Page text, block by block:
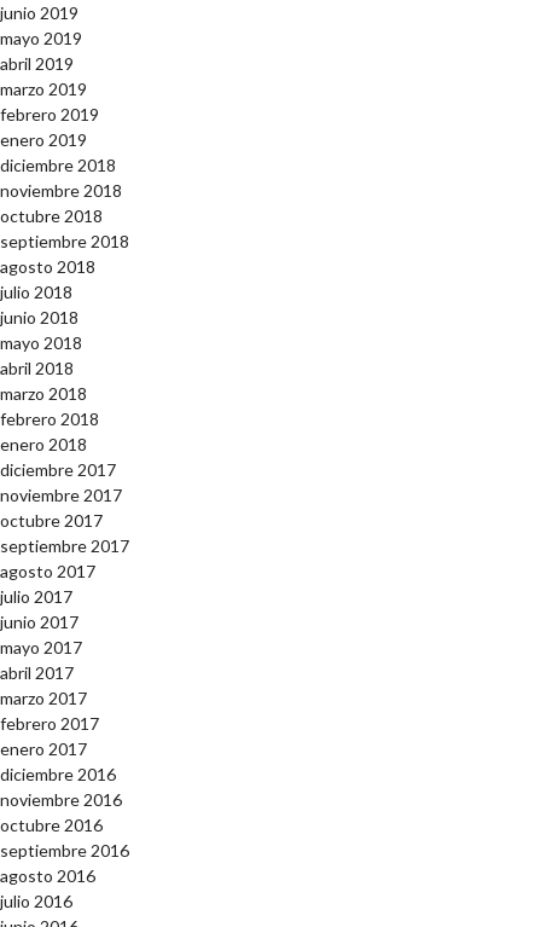
junio 2019
mayo 2019
abril 2019
marzo 2019
febrero 2019
enero 2019
diciembre 2018
noviembre 2018
octubre 2018
septiembre 2018
agosto 2018
julio 2018
junio 2018
mayo 2018
abril 2018
marzo 2018
febrero 2018
enero 2018
diciembre 2017
noviembre 2017
octubre 2017
septiembre 2017
agosto 2017
julio 2017
junio 2017
mayo 2017
abril 2017
marzo 2017
febrero 2017
enero 2017
diciembre 2016
noviembre 2016
octubre 2016
septiembre 2016
agosto 2016
julio 2016